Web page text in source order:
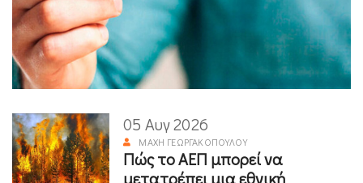
05 Αυγ 2026
ΜΆΧΗ ΓΕΩΡΓΑΚΟΠΟΎΛΟΥ
Πώς το ΑΕΠ μπορεί να
μετατρέπει μια εθνική